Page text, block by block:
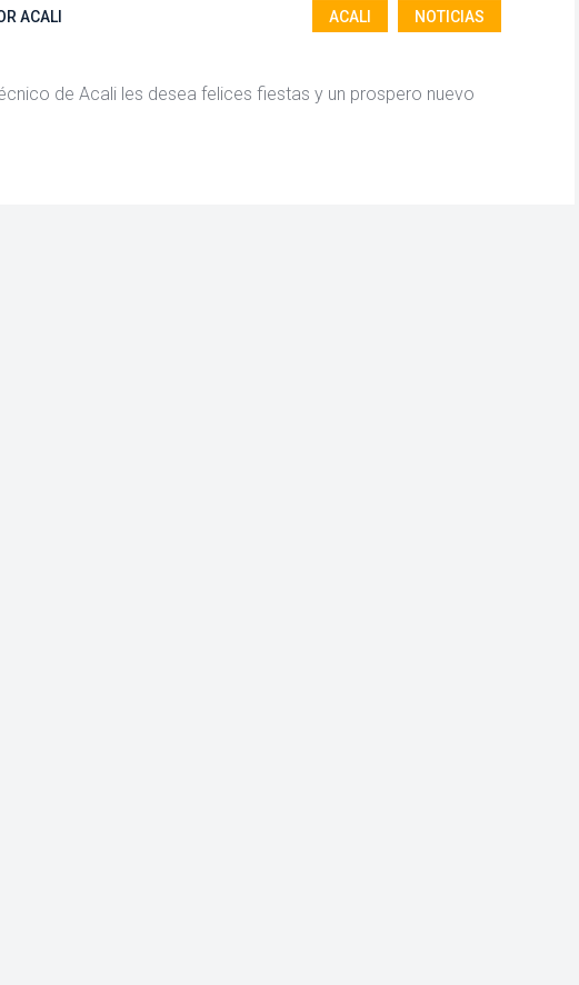
ACALI ACALI NOTICIAS
de Acali les desea felices fiestas y un prospero nuevo